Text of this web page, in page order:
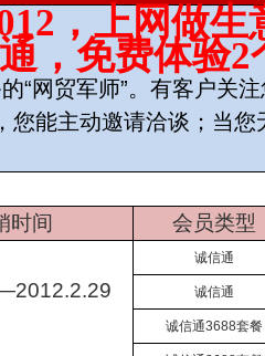
2024年春节放假通知
2023年春节放假通知
2022年春节放假通知
2020年春节放假通知
2019年春节放假通知
2018年春节放假通知
2026年春节放假通知
，上网做
，免费体验2
“网贸军师”。有客户关
您能主动邀请洽谈；当
时间 会员类型
2012.2.29
诚信通
诚信通
诚信通3688套餐